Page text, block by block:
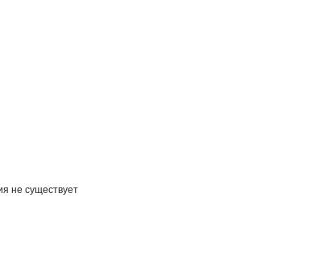
Наша Рыба
Рыба
Рыба, ОАО
на странице
не существует